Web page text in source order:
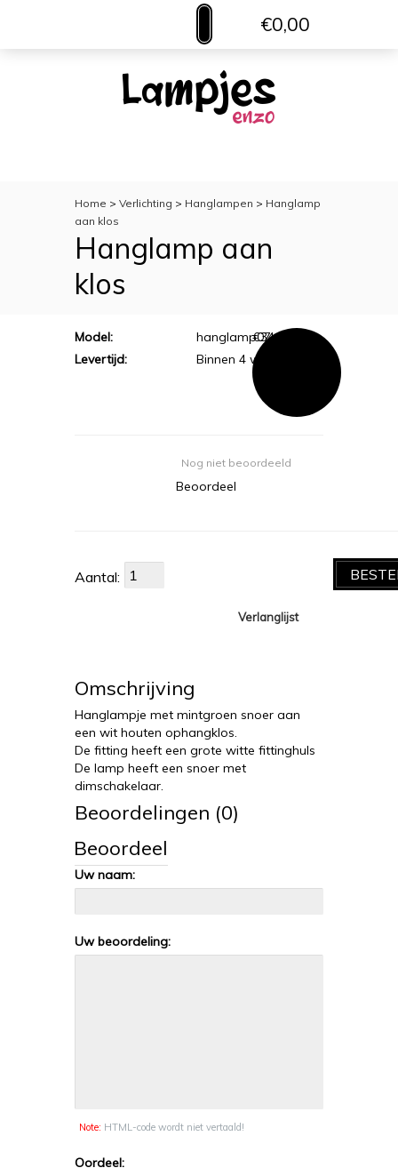
€0,00
Home > Verlichting > Hanglampen > Hanglamp
aan klos
Hanglamp aan
klos
€34,95
Model:
hanglamp07
Levertijd:
Binnen 4 werkdagen
Nog niet beoordeeld
Beoordeel
Aantal:
Verlanglijst
Omschrijving
Hanglampje met mintgroen snoer aan
een wit houten ophangklos.
De fitting heeft een grote witte fittinghuls
De lamp heeft een snoer met
dimschakelaar.
Beoordelingen (0)
Beoordeel
Uw naam:
Uw beoordeling:
Note: HTML-code wordt niet vertaald!
Oordeel: